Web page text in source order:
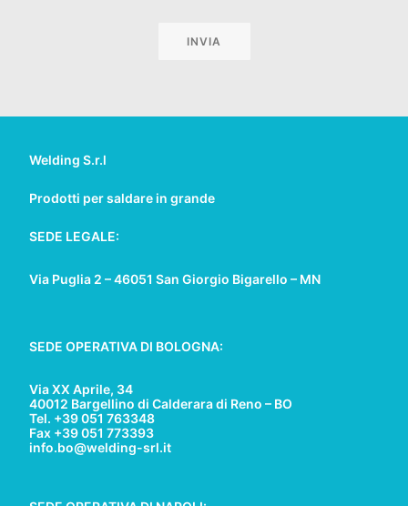
Welding S.r.l
Prodotti per saldare in grande
SEDE LEGALE:
Via Puglia 2 – 46051 San Giorgio Bigarello – MN
SEDE OPERATIVA DI BOLOGNA:
Via XX Aprile, 34
40012 Bargellino di Calderara di Reno – BO
Tel. +39 051 763348
Fax +39 051 773393
info.bo@welding-srl.it